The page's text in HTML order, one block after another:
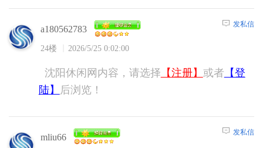
a180562783
24楼 2026/5/25 0:02:00
发私信
沈阳休闲网内容，请选择 【注册】 或者 【登
陆】
后浏览！
mliu66 发私信